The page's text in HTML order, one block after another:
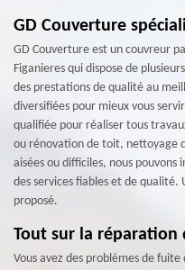
GD Couverture
GD Couverture est un couvreur
Figanieres qui dispose de
des prestations de qualité au
diversifiées pour mieux vous
qualifiée pour réaliser tous
ou rénovation de toit, nettoyage
aisées ou difficiles, nous
des services fiables et de
proposé.
Tout sur la réparation
Vous avez des problèmes de fuite